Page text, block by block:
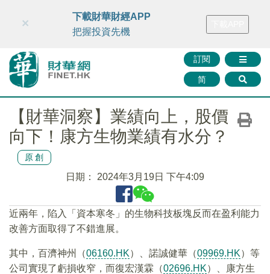
財華智庫網 FINTV FINMETA 財華證券 媒體矩陣
訂閱
简
×
下載財華財經APP
把握投資先機
【財華洞察】業績向上，股價
向下！康方生物業績有水分？
原創
日期： 2024年3月19日 下午4:09
近兩年，陷入「資本寒冬」的生物科技板塊反而在盈利能力
改善方面取得了不錯進展。
其中，百濟神州（06160.HK）、諾誠健華（09969.HK）等
公司實現了虧損收窄，而復宏漢霖（02696.HK）、康方生